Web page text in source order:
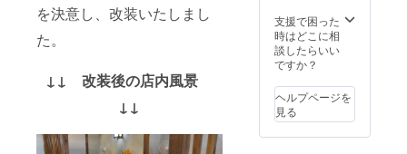
を決意し、改装いたしまし
た。
↓↓ 改装後の店内風景
↓↓
支援で困った
時はどこに相
談したらいい
ですか？
ヘルプページを
見る